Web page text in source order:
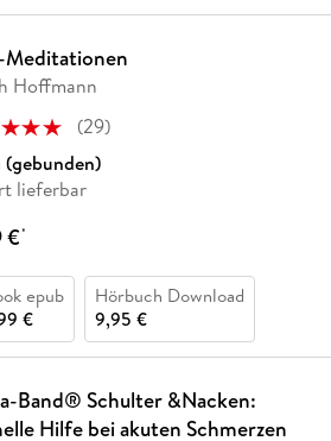
Hoffmann
(29)
(gebunden)
lieferbar
€*
epub
€
Hörbuch Download
9,95 €
Band® Schulter &Nacken:
Hilfe bei akuten Schmerzen